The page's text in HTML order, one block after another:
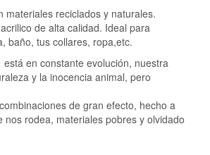
materiales reciclados y naturales.
de alta calidad. Ideal para
baño, tus collares, ropa,etc.
en constante evolución, nuestra
y la inocencia animal, pero
de gran efecto, hecho a
nos rodea, materiales pobres y olvidado